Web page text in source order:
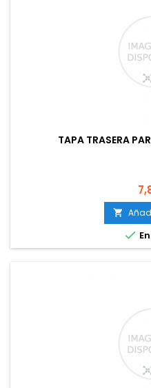
TAPA TRASERA

